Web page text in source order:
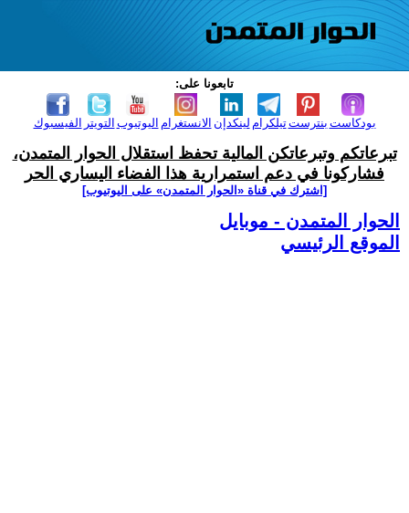
تابعونا على:
الفيسبوك التويتر اليوتيوب الانستغرام لينكدإن تيلكرامبنترست بودكاست
تبرعاتكم وتبرعاتكن المالية تحفظ استقلال الحوار المتمدن،
فشاركونا في دعم استمرارية هذا الفضاء اليساري الحر
[اشترك في قناة ‫«الحوار المتمدن» على اليوتيوب]
الحوار المتمدن - موبايل
الموقع الرئيسي